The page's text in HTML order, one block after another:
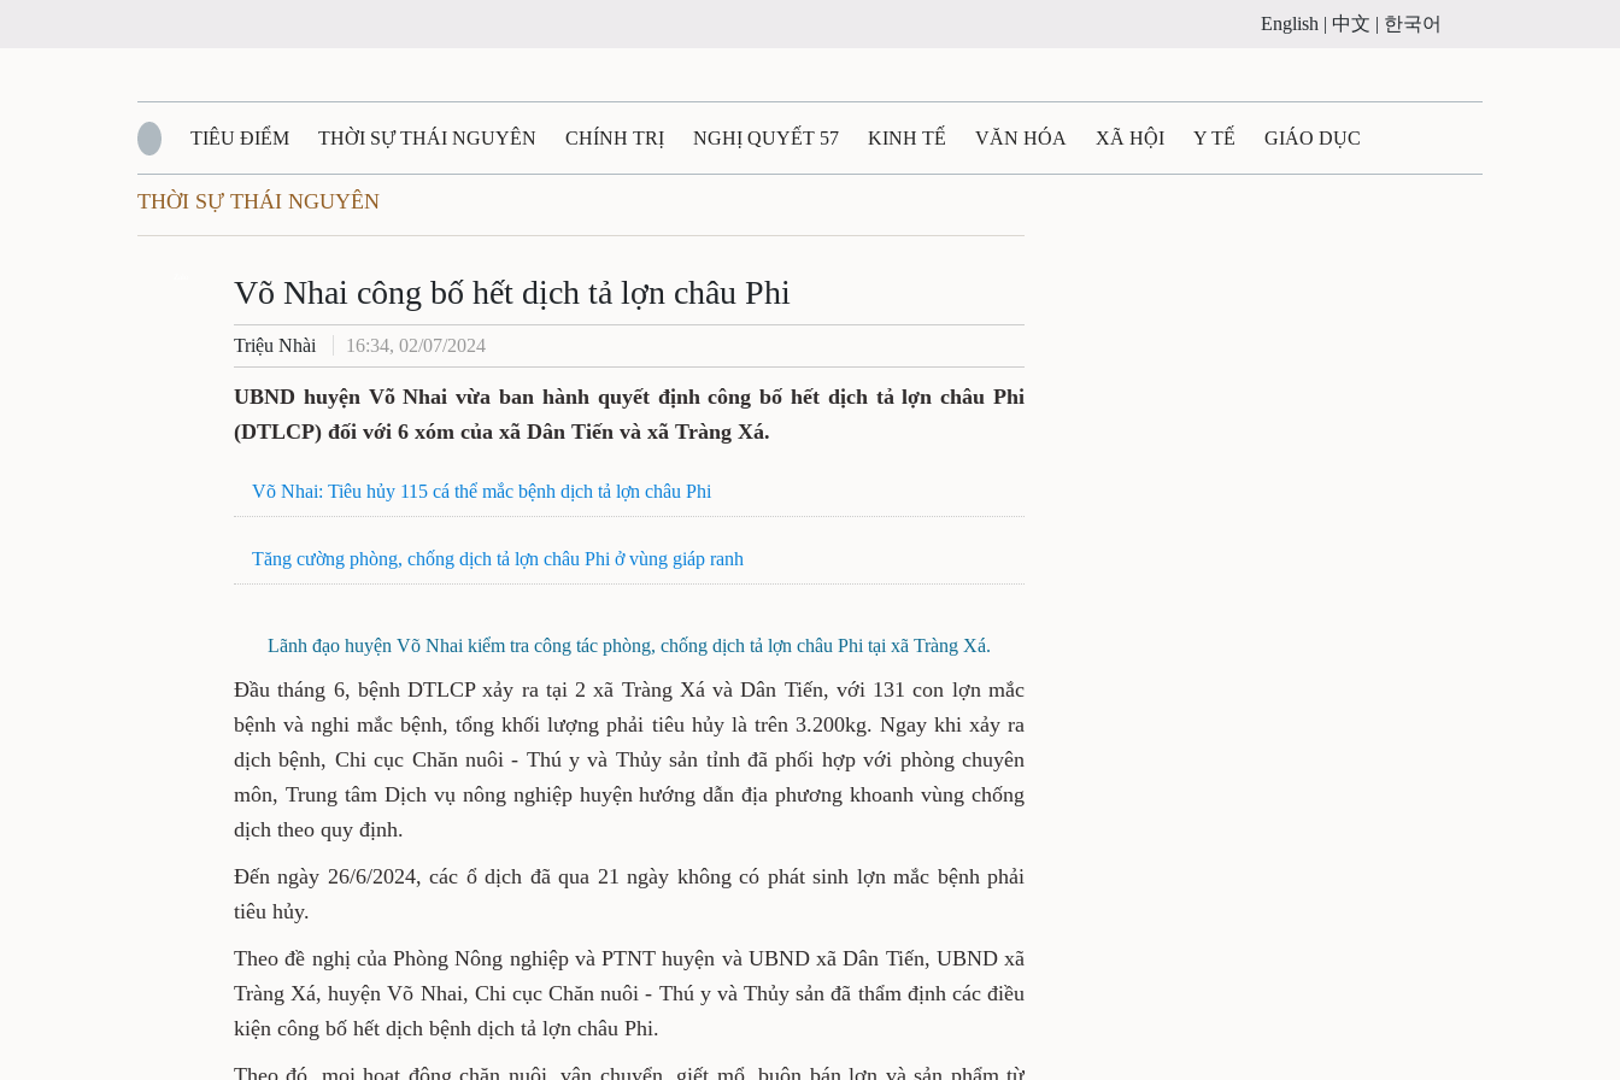
English | 中文 | 한국어
TIÊU ĐIỂM THỜI SỰ THÁI NGUYÊN CHÍNH TRỊ NGHỊ QUYẾT 57 KINH TẾ VĂN HÓA XÃ HỘI Y TẾ GIÁO DỤC
QUỐC PHÒNG - AN NINH
QUÊ HƯƠNG - ĐẤT NƯỚC QUỐC TẾ TÀI NGUYÊN - MÔI TRƯỜNG
VĂN BẢN, CHÍNH SÁCH MỚI VĂN NGHỆ THÁI NGUYÊN
THỜI SỰ THÁI NGUYÊN
Võ Nhai công bố hết dịch tả lợn châu Phi
Triệu Nhài 16:34, 02/07/2024
UBND huyện Võ Nhai vừa ban hành quyết định công bố hết dịch tả lợn châu Phi
(DTLCP) đối với 6 xóm của xã Dân Tiến và xã Tràng Xá.
Võ Nhai: Tiêu hủy 115 cá thể mắc bệnh dịch tả lợn châu Phi
Tăng cường phòng, chống dịch tả lợn châu Phi ở vùng giáp ranh
Lãnh đạo huyện Võ Nhai kiểm tra công tác phòng, chống dịch tả lợn châu Phi tại xã Tràng Xá.
Đầu tháng 6, bệnh DTLCP xảy ra tại 2 xã Tràng Xá và Dân Tiến, với 131 con lợn mắc
bệnh và nghi mắc bệnh, tổng khối lượng phải tiêu hủy là trên 3.200kg. Ngay khi xảy ra
dịch bệnh, Chi cục Chăn nuôi - Thú y và Thủy sản tỉnh đã phối hợp với phòng chuyên
môn, Trung tâm Dịch vụ nông nghiệp huyện hướng dẫn địa phương khoanh vùng chống
dịch theo quy định.
Đến ngày 26/6/2024, các ổ dịch đã qua 21 ngày không có phát sinh lợn mắc bệnh phải
tiêu hủy.
Theo đề nghị của Phòng Nông nghiệp và PTNT huyện và UBND xã Dân Tiến, UBND xã
Tràng Xá, huyện Võ Nhai, Chi cục Chăn nuôi - Thú y và Thủy sản đã thẩm định các điều
kiện công bố hết dịch bệnh dịch tả lợn châu Phi.
Theo đó, mọi hoạt động chăn nuôi, vận chuyển, giết mổ, buôn bán lợn và sản phẩm từ